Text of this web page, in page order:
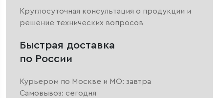
Круглосуточная консультация о продукции и
решение технических вопросов
Быстрая доставка
по России
Курьером по Москве и МО: завтра
Самовывоз: сегодня